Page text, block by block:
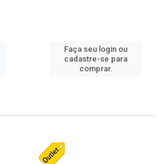
Faça seu login ou
cadastre-se para
comprar.